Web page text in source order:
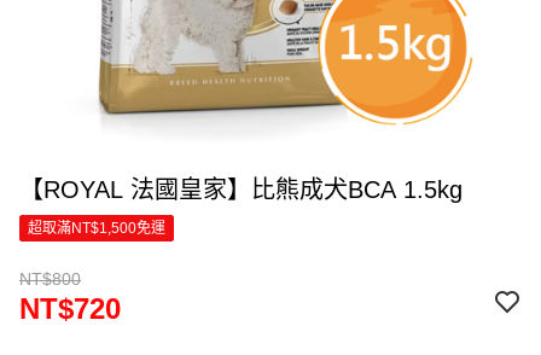
【ROYAL 法國皇家】比熊成犬BCA 1.5kg
超取滿NT$1,500免運
NT$800
NT$720